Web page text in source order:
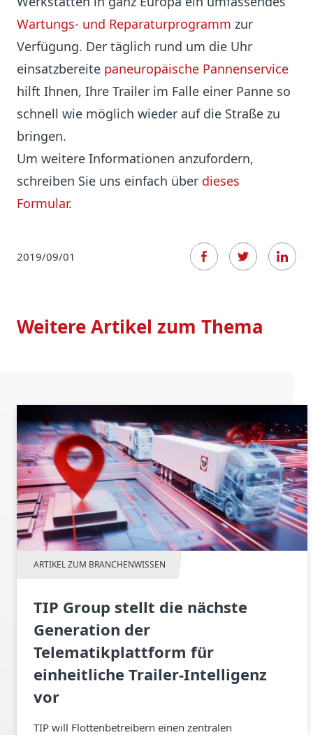
Wartungs- und Reparaturprogramm zur
Verfügung. Der täglich rund um die Uhr
einsatzbereite paneuropäische Pannenservice
hilft Ihnen, Ihre Trailer im Falle einer Panne so
schnell wie möglich wieder auf die Straße zu
bringen.
Um weitere Informationen anzufordern,
schreiben Sie uns einfach über dieses
Formular.
2019/09/01
Weitere Artikel zum Thema
ARTIKEL ZUM BRANCHENWISSEN
TIP Group stellt die nächste
Generation der
Telematikplattform für
einheitliche Trailer-Intelligenz
vor
TIP will Flottenbetreibern einen zentralen